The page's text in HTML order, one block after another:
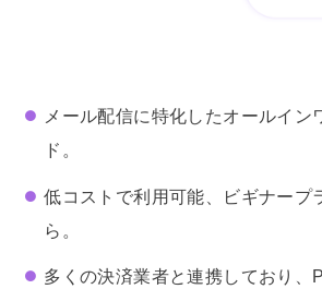
メール配信に特化したオールイン
ド。
低コストで利用可能、ビギナープ
ら。
多くの決済業者と連携しており、